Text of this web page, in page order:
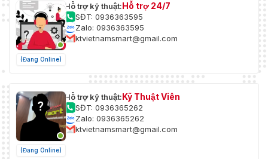
(Đang Online)
Hỗ trợ kỹ thuật:Hỗ trợ 24/7
SĐT: 0936363595
Zalo: 0936363595
ktvietnamsmart@gmail.com
(Đang Online)
Hỗ trợ kỹ thuật:Kỹ Thuật Viên
SĐT: 0936365262
Zalo: 0936365262
ktvietnamsmart@gmail.com